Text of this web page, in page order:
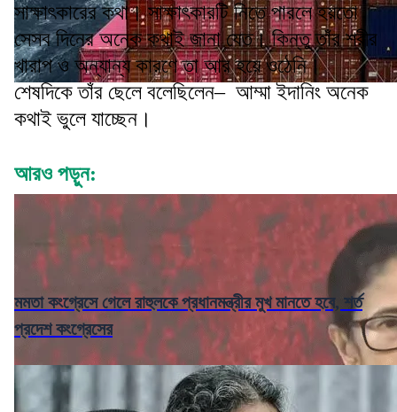
সাক্ষাৎকারের কথা। সাক্ষাৎকারটি নিতে পারলে হয়তো
সেসব দিনের অনেক কথাই জানা যেত। কিন্তু তাঁর শরীর
খারাপ ও অন্যান্য কারণে তা আর হয়ে ওঠেনি।
শেষদিকে তাঁর ছেলে বলেছিলেন– আম্মা ইদানিং অনেক
কথাই ভুলে যাচ্ছেন।
আরও পড়ুন:
মমতা কংগ্রেসে গেলে রাহুলকে প্রধানমন্ত্রীর মুখ মানতে হবে, শর্ত
প্রদেশ কংগ্রেসের